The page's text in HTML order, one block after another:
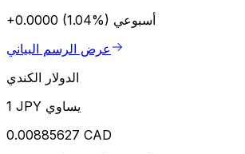
+0.0000 (1.04%) أسبوعي
عرض الرسم البياني
الدولار الكندي
1 JPY يساوي
0.00885627 CAD